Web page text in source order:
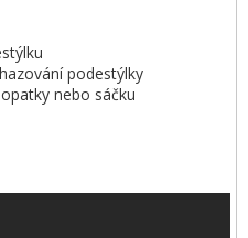
podestýlky
nebo sáčku